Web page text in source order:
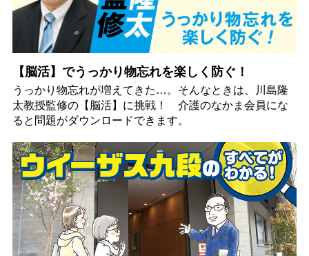
【脳活】でうっかり物忘れを楽しく防ぐ！
うっかり物忘れが増えてきた…。そんなときは、川島隆
太教授監修の【脳活】に挑戦！ 介護のなかま会員にな
ると問題がダウンロードできます。